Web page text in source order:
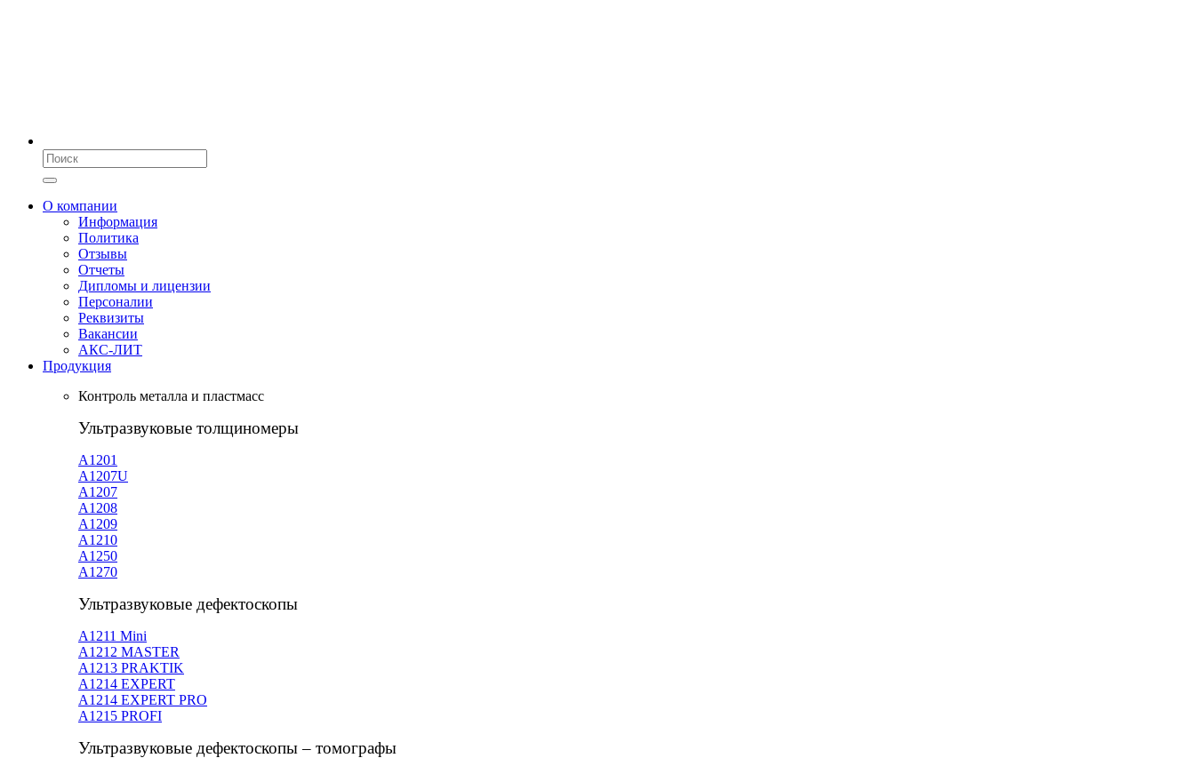
О компании
Информация
Политика
Отзывы
Отчеты
Дипломы и лицензии
Персоналии
Реквизиты
Вакансии
АКС-ЛИТ
Продукция
Контроль металла и пластмасс
Ультразвуковые толщиномеры
A1201
А1207U
А1207
А1208
А1209
А1210
А1250
А1270
Ультразвуковые дефектоскопы
А1211 Mini
А1212 MASTER
A1213 PRAKTIK
А1214 EXPERT
А1214 EXPERT PRO
A1215 PROFI
Ультразвуковые дефектоскопы – томографы